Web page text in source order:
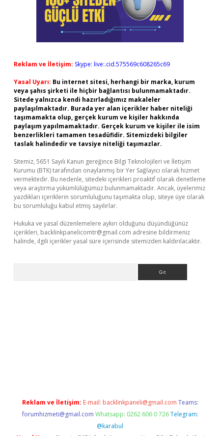
Reklam ve İletişim: Skype: live:.cid.575569c608265c69
Yasal Uyarı: Bu internet sitesi, herhangi bir marka, kurum
veya şahıs şirketi ile hiçbir bağlantısı bulunmamaktadır.
Sitede yalnızca kendi hazırladığımız makaleler
paylaşılmaktadır. Burada yer alan içerikler haber niteliği
taşımamakta olup, gerçek kurum ve kişiler hakkında
paylaşım yapılmamaktadır. Gerçek kurum ve kişiler ile isim
benzerlikleri tamamen tesadüfidir. Sitemizdeki bilgiler
taslak halindedir ve tavsiye niteliği taşımazlar.
Sitemiz, 5651 Sayılı Kanun gereğince Bilgi Teknolojileri ve İletişim
Kurumu (BTK) tarafından onaylanmış bir Yer Sağlayıcı olarak hizmet
vermektedir. Bu nedenle, sitedeki içerikleri proaktif olarak denetleme
veya araştırma yükümlülüğümüz bulunmamaktadır. Ancak, üyelerimiz
yazdıkları içeriklerin sorumluluğunu taşımakta olup, siteye üye olarak
bu sorumluluğu kabul etmiş sayılırlar.
Hukuka ve yasal düzenlemelere aykırı olduğunu düşündüğünüz
içerikleri, backlinkpanelicomtr@gmail.com adresine bildirmeniz
halinde, ilgili içerikler yasal süre içerisinde sitemizden kaldırılacaktır.
Reklam ve İletişim: E-mail: backlinkpaneli@gmail.com Teams:
forumhizmeti@gmail.com Whatsapp: 0262 606 0 726 Telegram:
@karabul